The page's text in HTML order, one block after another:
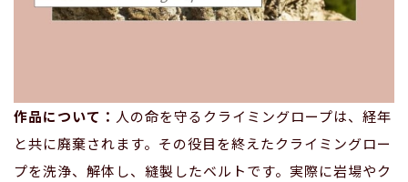
作品について： 人の命を守るクライミングロープは、経年
と共に廃棄されます。その役目を終えたクライミングロー
プを洗浄、解体し、縫製したベルトです。実際に岩場やク